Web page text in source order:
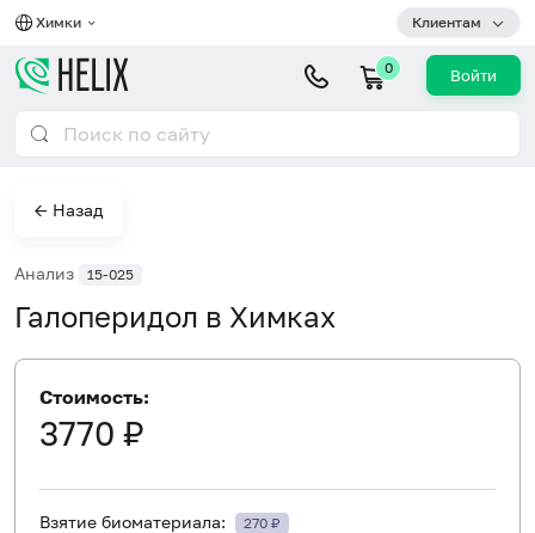
Химки Клиентам
0 Войти
← Назад
Анализ 15-025
Галоперидол в Химках
Стоимость:
3770 ₽
Взятие биоматериала: 270 ₽